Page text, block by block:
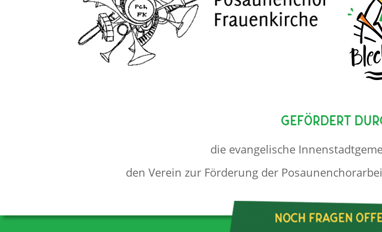
Gefördert
die evangelische
den Verein zur Förderung der